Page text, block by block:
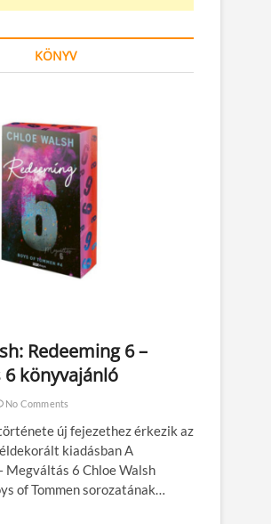
KÖNYV
Redeeming 6 –
6 könyvajánló
No Comments
új fejezethez érkezik az
kiadásban A
Megváltás 6 Chloe Walsh
of Tommen sorozatának…